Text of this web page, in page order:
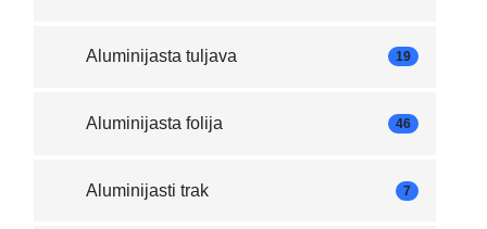
Aluminijasta tuljava 19
Aluminijasta folija 46
Aluminijasti trak 7